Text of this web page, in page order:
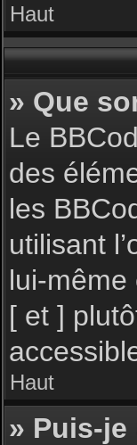
Haut
» Que
Le
des
les
utilisant
lui-même
[ et ]
Haut
» Puis-je